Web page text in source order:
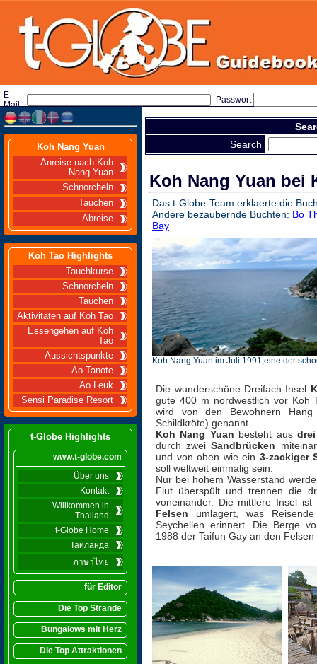
E-
Mail
Passwort
Koh Nang Yuan
Anreise nach Koh
Nang Yuan
Schnorcheln
Tauchen
Abreise
Koh Tao Highlights
Tauchkurse
Schnorcheln
Tauchen
Aktivitäten auf Koh Tao
Essengehen auf Koh
Tao
Aussichtspunkte
Ao Tanote
Ao Leuk
Sensi Paradise Resort
t-Globe Highlights
www.t-globe.com
Über uns
Kontakt
Willkommen in
Thailand
t-Globe Home
Таиланда
ภาษาไทย
für Editor
Die Top Strände
Bungalows mit Herz
Die Top Attraktionen
Search
Koh Nang Yuan bei
Das t-Globe-Team erklaerte die
Andere bezaubernde Buchten: Bo
Bay
Koh Nang Yuan im Juli 1991,eine der
Die wunderschöne Dreifach-Insel
gute 400 m nordwestlich vor Koh
wird von den Bewohnern
Schildkröte) genannt.
Koh Nang Yuan besteht aus
durch zwei Sandbrücken
und von oben wie ein 3-zackiger
soll weltweit einmalig sein.
Nur bei hohem Wasserstand
Flut überspült und trennen die
voneinander. Die mittlere Insel ist
Felsen
umlagert, was
Seychellen erinnert. Die Berge
1988 der Taifun Gay an den